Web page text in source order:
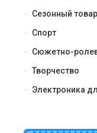
Сезонный товар
Спорт
Сюжетно-
Творчество
Электроника